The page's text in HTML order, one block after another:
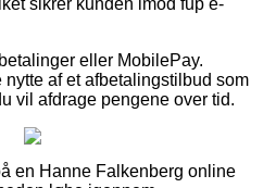
eller MobilePay.
af et afbetalingstilbud som
vil afdrage pengene over tid.
en Hanne Falkenberg online